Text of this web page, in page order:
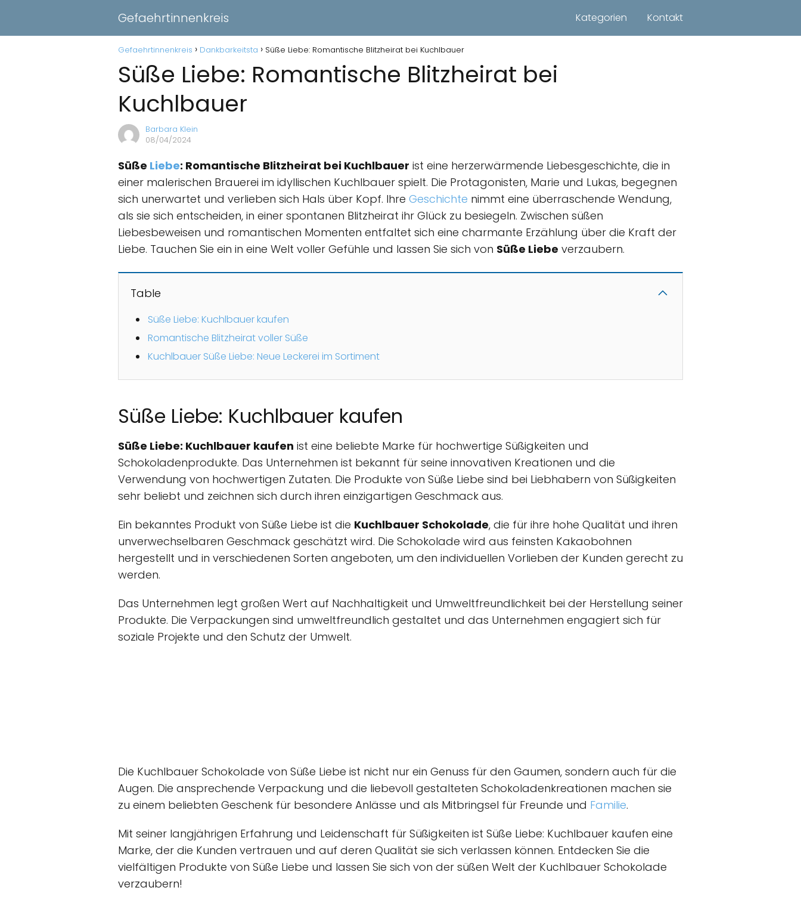
Gefaehrtinnenkreis Kategorien Kontakt
Gefaehrtinnenkreis Dankbarkeitsta Süße Liebe: Romantische Blitzheirat bei Kuchlbauer
Süße Liebe: Romantische Blitzheirat bei
Kuchlbauer
Barbara Klein
08/04/2024
Süße Liebe: Romantische Blitzheirat bei Kuchlbauer ist eine herzerwärmende Liebesgeschichte, die in
einer malerischen Brauerei im idyllischen Kuchlbauer spielt. Die Protagonisten, Marie und Lukas, begegnen
sich unerwartet und verlieben sich Hals über Kopf. Ihre Geschichte nimmt eine überraschende Wendung,
als sie sich entscheiden, in einer spontanen Blitzheirat ihr Glück zu besiegeln. Zwischen süßen
Liebesbeweisen und romantischen Momenten entfaltet sich eine charmante Erzählung über die Kraft der
Liebe. Tauchen Sie ein in eine Welt voller Gefühle und lassen Sie sich von Süße Liebe verzaubern.
Table
Süße Liebe: Kuchlbauer kaufen
Romantische Blitzheirat voller Süße
Kuchlbauer Süße Liebe: Neue Leckerei im Sortiment
Süße Liebe: Kuchlbauer kaufen
Süße Liebe: Kuchlbauer kaufen ist eine beliebte Marke für hochwertige Süßigkeiten und
Schokoladenprodukte. Das Unternehmen ist bekannt für seine innovativen Kreationen und die
Verwendung von hochwertigen Zutaten. Die Produkte von Süße Liebe sind bei Liebhabern von Süßigkeiten
sehr beliebt und zeichnen sich durch ihren einzigartigen Geschmack aus.
Ein bekanntes Produkt von Süße Liebe ist die Kuchlbauer Schokolade, die für ihre hohe Qualität und ihren
unverwechselbaren Geschmack geschätzt wird. Die Schokolade wird aus feinsten Kakaobohnen
hergestellt und in verschiedenen Sorten angeboten, um den individuellen Vorlieben der Kunden gerecht zu
werden.
Das Unternehmen legt großen Wert auf Nachhaltigkeit und Umweltfreundlichkeit bei der Herstellung seiner
Produkte. Die Verpackungen sind umweltfreundlich gestaltet und das Unternehmen engagiert sich für
soziale Projekte und den Schutz der Umwelt.
Die Kuchlbauer Schokolade von Süße Liebe ist nicht nur ein Genuss für den Gaumen, sondern auch für die
Augen. Die ansprechende Verpackung und die liebevoll gestalteten Schokoladenkreationen machen sie
zu einem beliebten Geschenk für besondere Anlässe und als Mitbringsel für Freunde und Familie.
Mit seiner langjährigen Erfahrung und Leidenschaft für Süßigkeiten ist Süße Liebe: Kuchlbauer kaufen eine
Marke, der die Kunden vertrauen und auf deren Qualität sie sich verlassen können. Entdecken Sie die
vielfältigen Produkte von Süße Liebe und lassen Sie sich von der süßen Welt der Kuchlbauer Schokolade
verzaubern!